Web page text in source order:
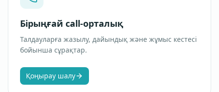
Бірыңғай call-орталық
Талдауларға жазылу, дайындық және жұмыс кестесі
бойынша сұрақтар.
Қоңырау шалу